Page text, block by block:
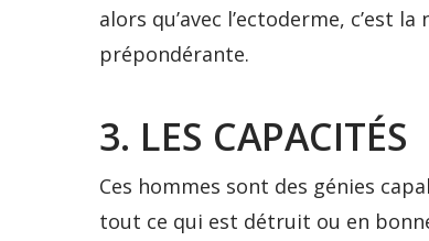
alors qu’avec l’ectoderme, c’est
prépondérante.
3. LES CAPACITÉS
Ces hommes sont des génies
tout ce qui est détruit ou en